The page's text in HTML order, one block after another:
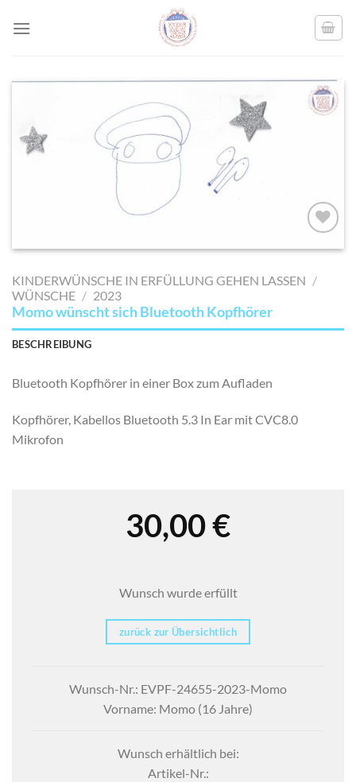
AUF MEINE
SETZEN
KINDERWÜNSCHE IN ERFÜLLUNG GEHEN LASSEN /
WÜNSCHE / 2023
Momo wünscht sich Bluetooth Kopfhörer
BESCHREIBUNG
Bluetooth Kopfhörer in einer Box zum Aufladen
Kopfhörer, Kabellos Bluetooth 5.3 In Ear mit CVC8.0
Mikrofon
30,00€
Wunsch wurde erfüllt
zurück zur Übersichtlich
Wunsch-Nr.: EVPF-24655-2023-Momo
Vorname: Momo (16 Jahre)
Wunsch erhältlich bei:
Artikel-Nr.: